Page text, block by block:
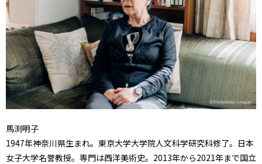
馬渕明子
1947年神奈川県生まれ。東京大学大学院人文科学研究科修了。日本
女子大学名誉教授。専門は西洋美術史。2013年から2021年まで国立